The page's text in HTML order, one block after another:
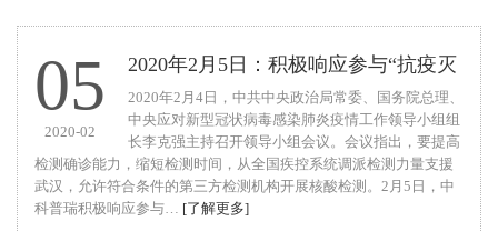
05
2020-02
2020年2月5日：积极响应参与“抗疫灭
2020年2月4日，中共中央政治局常委、国务院总理、
中央应对新型冠状病毒感染肺炎疫情工作领导小组组
长李克强主持召开领导小组会议。会议指出，要提高
检测确诊能力，缩短检测时间，从全国疾控系统调派检测力量支援
武汉，允许符合条件的第三方检测机构开展核酸检测。2月5日，中
科普瑞积极响应参与… [了解更多]